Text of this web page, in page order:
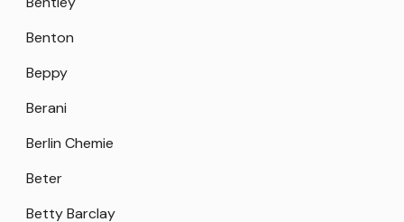
Benton
Beppy
Berani
Berlin Chemie
Beter
Betty Barclay